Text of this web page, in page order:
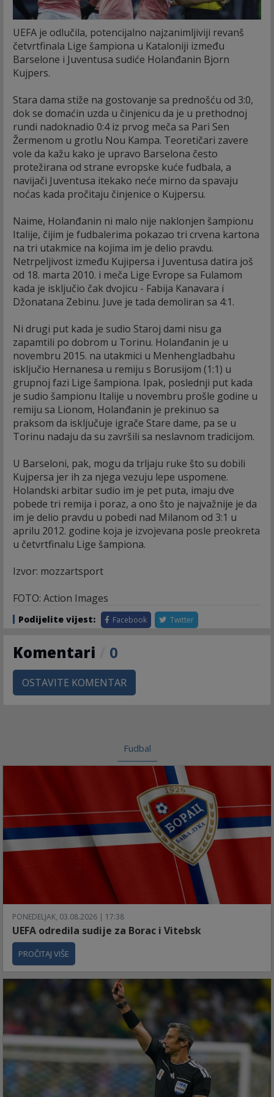
UEFA je odlučila, potencijalno najzanimljiviji revanš
četvrtfinala Lige šampiona u Kataloniji između
Barselone i Juventusa sudiće Holanđanin Bjorn
Kujpers.
Stara dama stiže na gostovanje sa prednošću od 3:0,
dok se domaćin uzda u činjenicu da je u prethodnoj
rundi nadoknadio 0:4 iz prvog meča sa Pari Sen
Žermenom u grotlu Nou Kampa. Teoretičari zavere
vole da kažu kako je upravo Barselona često
protežirana od strane evropske kuće fudbala, a
navijači Juventusa itekako neće mirno da spavaju
noćas kada pročitaju činjenice o Kujpersu.
Naime, Holanđanin ni malo nije naklonjen šampionu
Italije, čijim je fudbalerima pokazao tri crvena kartona
na tri utakmice na kojima im je delio pravdu.
Netrpeljivost između Kujipersa i Juventusa datira još
od 18. marta 2010. i meča Lige Evrope sa Fulamom
kada je isključio čak dvojicu - Fabija Kanavara i
Džonatana Zebinu. Juve je tada demoliran sa 4:1.
Ni drugi put kada je sudio Staroj dami nisu ga
zapamtili po dobrom u Torinu. Holanđanin je u
novembru 2015. na utakmici u Menhengladbahu
isključio Hernanesa u remiju s Borusijom (1:1) u
grupnoj fazi Lige šampiona. Ipak, poslednji put kada
je sudio šampionu Italije u novembru prošle godine u
remiju sa Lionom, Holanđanin je prekinuo sa
praksom da isključuje igrače Stare dame, pa se u
Torinu nadaju da su završili sa neslavnom tradicijom.
U Barseloni, pak, mogu da trljaju ruke što su dobili
Kujpersa jer ih za njega vezuju lepe uspomene.
Holandski arbitar sudio im je pet puta, imaju dve
pobede tri remija i poraz, a ono što je najvažnije je da
im je delio pravdu u pobedi nad Milanom od 3:1 u
aprilu 2012. godine koja je izvojevana posle preokreta
u četvrtfinalu Lige šampiona.
Izvor: mozzartsport
FOTO: Action Images
Podijelite vijest: Facebook Twitter
Komentari 0
OSTAVITE KOMENTAR
Fudbal
PONEDELJAK, 03.08.2026 | 17:38
UEFA odredila sudije za Borac i Vitebsk
PROČITAJ VIŠE